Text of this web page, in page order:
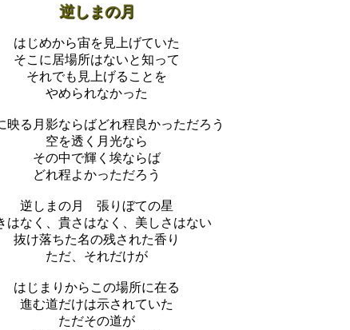
逆しまの月
はじめから宙を見上げていた
そこに居場所はないと知って
それでも見上げることを
やめられなかった
映る月影ならばどれ程良かっただろう
空を透く月光なら
その中で輝く埃ならば
どれ程よかっただろう
逆しまの月 張りぼての星
はなく、貴さはなく、美しさはない
抜け落ちた名の残された香り
ただ、それだけが
はじまりからこの場所に在る
進む道だけは示されていた
ただその道が